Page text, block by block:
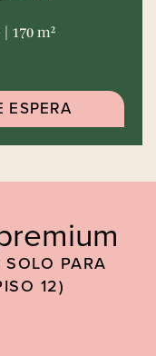
170 m²
ESPERA
PARA
12)